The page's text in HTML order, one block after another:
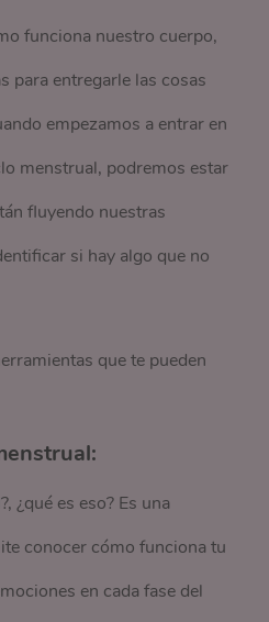
funciona nuestro cuerpo,
para entregarle las cosas
empezamos a entrar en
menstrual, podremos estar
fluyendo nuestras
si hay algo que no
que te pueden
¿qué es eso? Es una
conocer cómo funciona tu
en cada fase del